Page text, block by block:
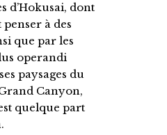
d’Hokusai, dont
à des
que par les
operandi
paysages du
Canyon,
quelque part